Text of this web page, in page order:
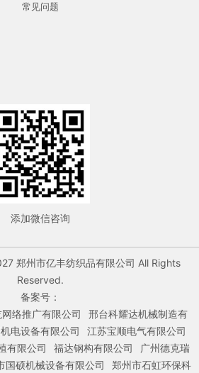
常见问题
添加微信咨询
郑州市亿丰纺织品有限公司 All Rights
Reserved.
备案号：
络推广有限公司
邢台科耀达机械制造有
电设备有限公司
江苏宝顺电气有限公司
有限公司
福达钢构有限公司
广州德克瑞
国硕机械设备有限公司 郑州市石虹环保科